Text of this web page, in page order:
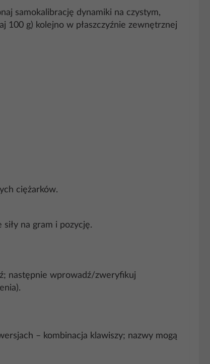
samokalibrację dynamiki na czystym,
100 g) kolejno w płaszczyźnie zewnętrznej
ciężarków.
na gram i pozycję.
następnie wprowadź/zweryfikuj
– kombinacja klawiszy; nazwy mogą